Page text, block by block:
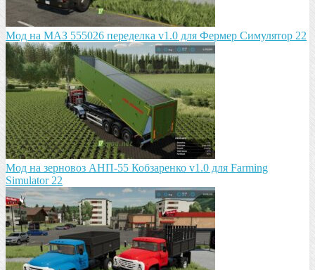
Мод на МАЗ 555026 пeрeдeлка v1.0 для Фермер Симулятор 22
Мод на зeрновоз АНП-55 Кобзарeнко v1.0 для Farming
Simulator 22